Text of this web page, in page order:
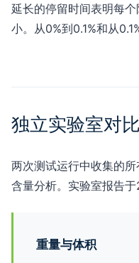
延长的停留时间表明每
小。从0%到0.1%和从
独立实验室对
两次测试运行中收集的
含量分析。实验室报告
重量与体积